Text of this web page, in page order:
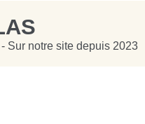
Sur notre site depuis 2023